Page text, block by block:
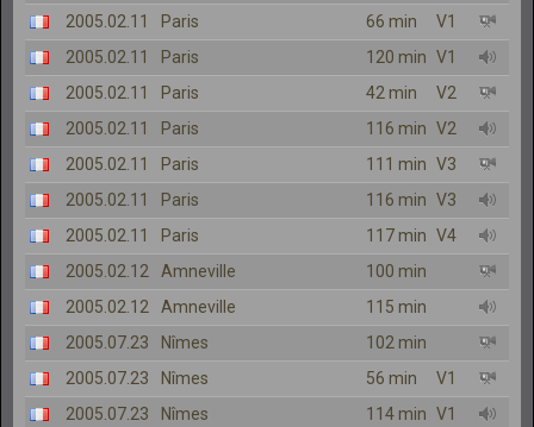
2005.02.11 Paris 66 min
V1
2005.02.11
Paris 120 min V1
2005.02.11
Paris 42 min
V2
2005.02.11
Paris 116 min V2
2005.02.11
Paris 111 min V3
2005.02.11
Paris 116 min V3
2005.02.11
Paris 117 min V4
2005.02.12
Amneville
100 min
2005.02.12
Amneville
115 min
2005.07.23
Nîmes
102 min
2005.07.23
Nîmes 56 min
V1
2005.07.23
Nîmes 114 min V1